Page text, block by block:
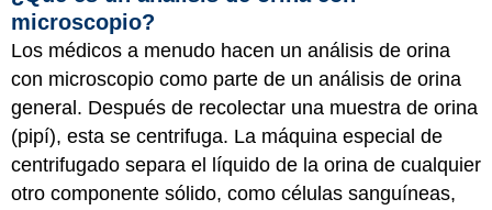
microscopio?
Los médicos a menudo hacen un análisis de orina
con microscopio como parte de un análisis de orina
general. Después de recolectar una muestra de orina
(pipí), esta se centrifuga. La máquina especial de
centrifugado separa el líquido de la orina de cualquier
otro componente sólido, como células sanguíneas,